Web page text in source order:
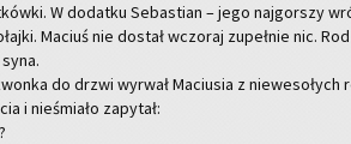
W do­dat­ku Se­ba­stian – jego naj­gor­szy
Ma­ciuś nie do­stał wczo­raj zu­peł­nie nic.
do drzwi wy­rwał Ma­ciu­sia z
i nie­śmia­ło za­py­tał: